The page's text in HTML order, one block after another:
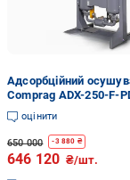
Адсорбційний
Comprag ADX-250-F-
(36114880)
оцінити
650 000 -3 880 ₴
646 120 ₴/шт.